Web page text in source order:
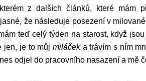
z dalších článků, které mám
že následuje posezení v
teď celý týden na starost, když
jen, je to můj miláček a trávím s ním
odjel do pracovního nasazení a mě